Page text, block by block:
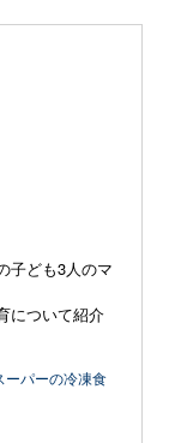
子ども3人のマ
について紹介
ーパーの冷凍食